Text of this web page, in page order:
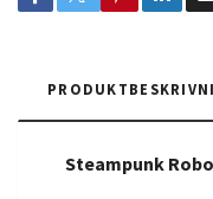
Steampunk